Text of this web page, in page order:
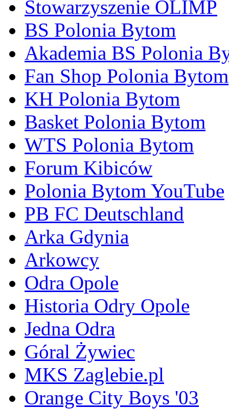
Stowarzyszenie OLIMP
BS Polonia Bytom
Akademia BS Polonia
Fan Shop Polonia Bytom
KH Polonia Bytom
Basket Polonia Bytom
WTS Polonia Bytom
Forum Kibiców
Polonia Bytom YouTube
PB FC Deutschland
Arka Gdynia
Arkowcy
Odra Opole
Historia Odry Opole
Jedna Odra
Góral Żywiec
MKS Zaglebie.pl
Orange City Boys '03